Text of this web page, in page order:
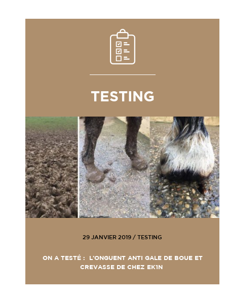
TESTING
29 JANVIER 2019 / TESTING
ON A TESTÉ : L’ONGUENT ANTI GALE DE BOUE ET
CREVASSE DE CHEZ EK1N